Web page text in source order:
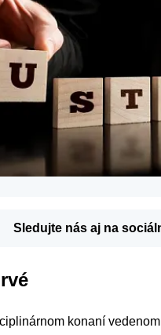
Sledujte nás aj na
konaní